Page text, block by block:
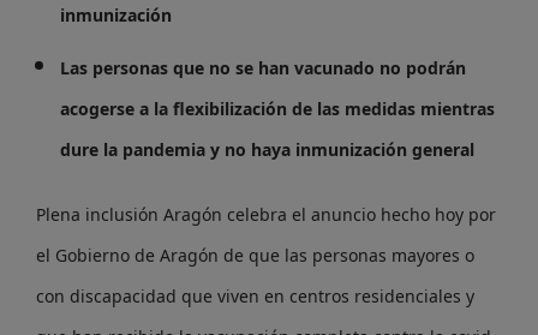
inmunización
Las personas que no se han vacunado no podrán
acogerse a la flexibilización de las medidas mientras
dure la pandemia y no haya inmunización general
Plena inclusión Aragón celebra el anuncio hecho hoy por
el Gobierno de Aragón de que las personas mayores o
con discapacidad que viven en centros residenciales y